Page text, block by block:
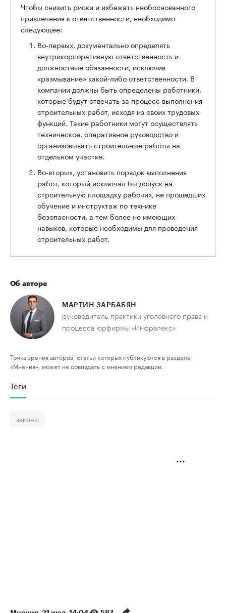
Чтобы снизить риски и избежать необоснованного
привлечения к ответственности, необходимо
следующее:
Во-первых, документально определять
внутрикорпоративную ответственность и
должностные обязанности, исключив
«размывание» какой-либо ответственности. В
компании должны быть определены работники,
которые будут отвечать за процесс выполнения
строительных работ, исходя из своих трудовых
функций. Такие работники могут осуществлять
техническое, оперативное руководство и
организовывать строительные работы на
отдельном участке.
Во-вторых, установить порядок выполнения
работ, который исключал бы допуск на
строительную площадку рабочих, не прошедших
обучение и инструктаж по технике
безопасности, а тем более не имеющих
навыков, которые необходимы для проведения
строительных работ.
Об авторе
МАРТИН ЗАРБАБЯН
руководитель практики уголовного права и
процесса юрфирмы «Инфралекс»
Точка зрения авторов, статьи которых публикуются в разделе
«Мнения», может не совпадать с мнением редакции.
Теги
законы